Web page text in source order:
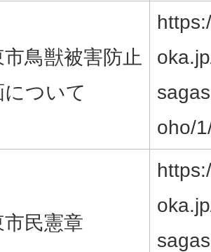
鳥獣被害防止
について
oho/
市民憲章